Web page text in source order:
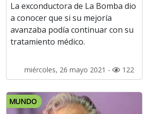
La exconductora de La Bomba dio
a conocer que si su mejoría
avanzaba podía continuar con su
tratamiento médico.
miércoles, 26 mayo 2021 - 122
MUNDO